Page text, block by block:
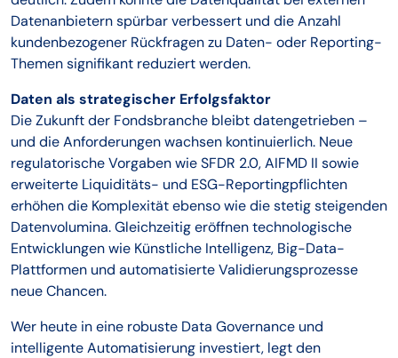
Datenanbietern spürbar verbessert und die Anzahl
kundenbezogener Rückfragen zu Daten- oder Reporting-
Themen signifikant reduziert werden.
Daten als strategischer Erfolgsfaktor
Die Zukunft der Fondsbranche bleibt datengetrieben –
und die Anforderungen wachsen kontinuierlich. Neue
regulatorische Vorgaben wie SFDR 2.0, AIFMD II sowie
erweiterte Liquiditäts- und ESG-Reportingpflichten
erhöhen die Komplexität ebenso wie die stetig steigenden
Datenvolumina. Gleichzeitig eröffnen technologische
Entwicklungen wie Künstliche Intelligenz, Big-Data-
Plattformen und automatisierte Validierungsprozesse
neue Chancen.
Wer heute in eine robuste Data Governance und
intelligente Automatisierung investiert, legt den